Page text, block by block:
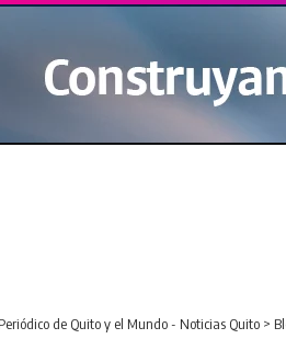
de Quito y el Mundo - Noticias Quito >